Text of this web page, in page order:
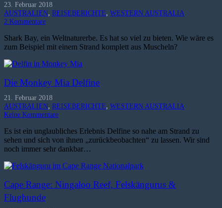
23. Februar 2018
AUSTRALIEN, REISEBERICHTE, WESTERN AUSTRALIA
2 Kommentare
Shark Bay, ein Weltnaturerbe. Es hat so viel zu bieten. Wie wäre es
zum Beispiel mit einem Strand komplett aus Muscheln?
Die Monkey Mia Delfine
21. Februar 2018
AUSTRALIEN, REISEBERICHTE, WESTERN AUSTRALIA
Keine Kommentare
Es ist ein unglaubliches Erlebnis Delfine so nahe am Strand zu
sehen und sich von ihnen „zurückbeobachten“ zu lassen. Wir sind
noch immer sehr dankbar…
Cape Range: Ningaloo Reef, Felskängurus &
Flughunde